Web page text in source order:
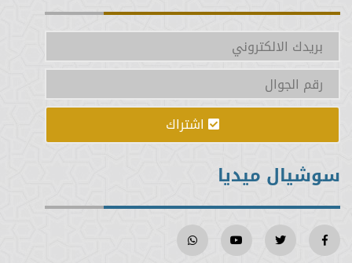
اشتراك
سوشيال ميديا